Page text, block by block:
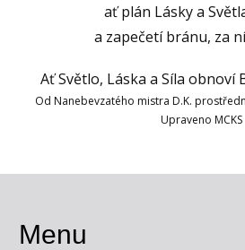
ať plán Lásky a
a zapečetí bránu, za
Ať Světlo, Láska a Síla obnoví
Od Nanebevzatého mistra D.K.
Upraveno MCKS
Menu